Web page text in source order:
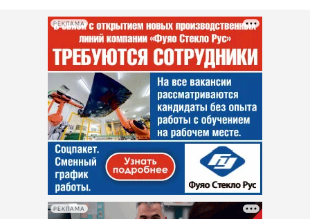
РЕКЛАМА
РЕКЛАМА